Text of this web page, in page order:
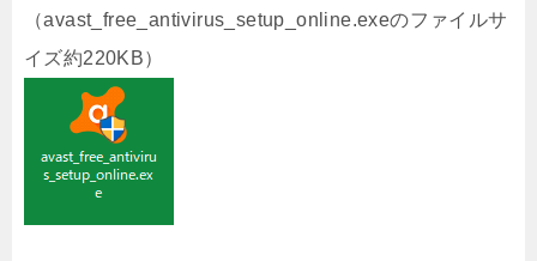
（avast_free_antivirus_setup_online.exeのファイルサ
イズ約220KB）